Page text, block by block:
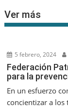
Ver más
5 febrero, 2024
Federación
para la
En un esfuerzo
concientizar a los